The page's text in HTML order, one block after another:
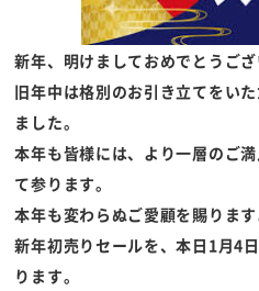
新年、明けましておめでとうござ
旧年中は格別のお引き立てをい
ました。
本年も皆様には、より一層のご
て参ります。
本年も変わらぬご愛顧を賜りま
新年初売りセールを、本日1月4
ります。